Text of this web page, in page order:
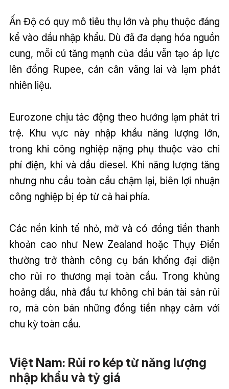
Ấn Độ có quy mô tiêu thụ lớn và phụ thuộc đáng
kể vào dầu nhập khẩu. Dù đã đa dạng hóa nguồn
cung, mỗi cú tăng mạnh của dầu vẫn tạo áp lực
lên đồng Rupee, cán cân vãng lai và lạm phát
nhiên liệu.
Eurozone chịu tác động theo hướng lạm phát trì
trệ. Khu vực này nhập khẩu năng lượng lớn,
trong khi công nghiệp nặng phụ thuộc vào chi
phí điện, khí và dầu diesel. Khi năng lượng tăng
nhưng nhu cầu toàn cầu chậm lại, biên lợi nhuận
công nghiệp bị ép từ cả hai phía.
Các nền kinh tế nhỏ, mở và có đồng tiền thanh
khoản cao như New Zealand hoặc Thụy Điển
thường trở thành công cụ bán khống đại diện
cho rủi ro thương mại toàn cầu. Trong khủng
hoảng dầu, nhà đầu tư không chỉ bán tài sản rủi
ro, mà còn bán những đồng tiền nhạy cảm với
chu kỳ toàn cầu.
Việt Nam: Rủi ro kép từ năng lượng
nhập khẩu và tỷ giá